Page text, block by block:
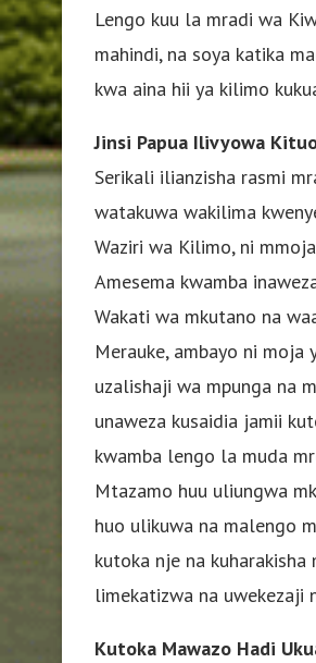
Lengo kuu la mradi wa
mahindi, na soya katika
kwa aina hii ya kilimo
Jinsi Papua Ilivyowa
Serikali ilianzisha rasmi
watakuwa wakilima
Waziri wa Kilimo, ni
Amesema kwamba
Wakati wa mkutano na
Merauke, ambayo ni moja
uzalishaji wa mpunga na
unaweza kusaidia jamii
kwamba lengo la muda
Mtazamo huu uliungwa
huo ulikuwa na malengo
kutoka nje na
limekatizwa na uwekezaji
Kutoka Mawazo Hadi